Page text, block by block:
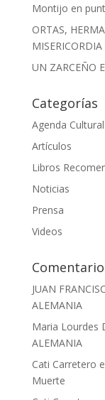
Montijo en
ORTAS,
MISERICORDIA
UN ZARCEÑO
Categorías
Agenda Cultural
Artículos
Libros
Noticias
Prensa
Videos
JUAN
ALEMANIA
Maria Lourdes
ALEMANIA
Cati Carretero
Muerte